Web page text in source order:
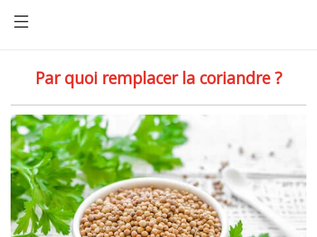
Par quoi remplacer la coriandre ?